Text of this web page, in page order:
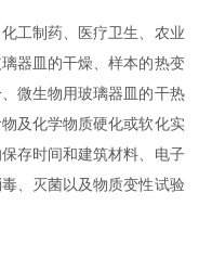
工制药、医疗卫生、农业
器皿的干燥、样本的热变
微生物用玻璃器皿的干热
及化学物质硬化或软化实
存时间和建筑材料、电子
、灭菌以及物质变性试验